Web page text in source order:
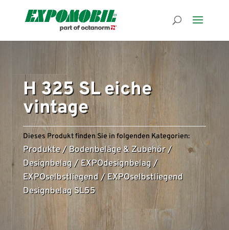
H 325 SL eiche
vintage
Dieses Produkt finden Sie in folgenden Kategorien:
Produkte/ Bodenbeläge & Zubehör/
Designbelag/ EXPOdesignbelag/
EXPOselbstliegend/ EXPOselbstliegend
Designbelag SL55